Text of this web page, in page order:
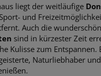
liegt der weitläufige
und
Auch die
sind in kürzester Zeit
Kulisse zum Entspannen.
Naturliebhaber